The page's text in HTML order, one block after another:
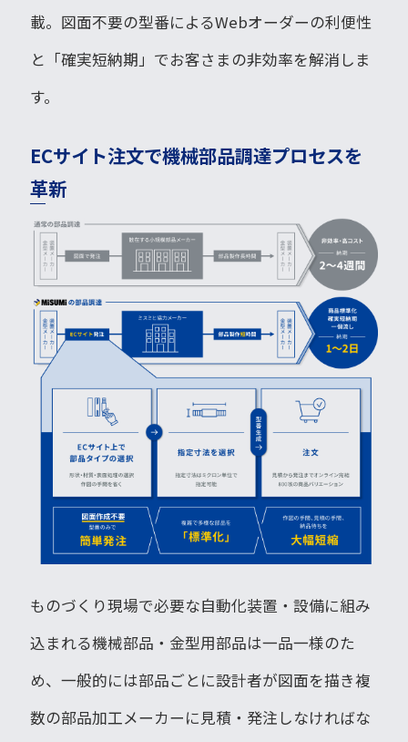
載。図面不要の型番によるWebオーダーの利便性
と「確実短納期」でお客さまの非効率を解消しま
す。
ECサイト注文で機械部品調達プロセスを
革新
ものづくり現場で必要な自動化装置・設備に組み
込まれる機械部品・金型用部品は一品一様のた
め、一般的には部品ごとに設計者が図面を描き複
数の部品加工メーカーに見積・発注しなければな